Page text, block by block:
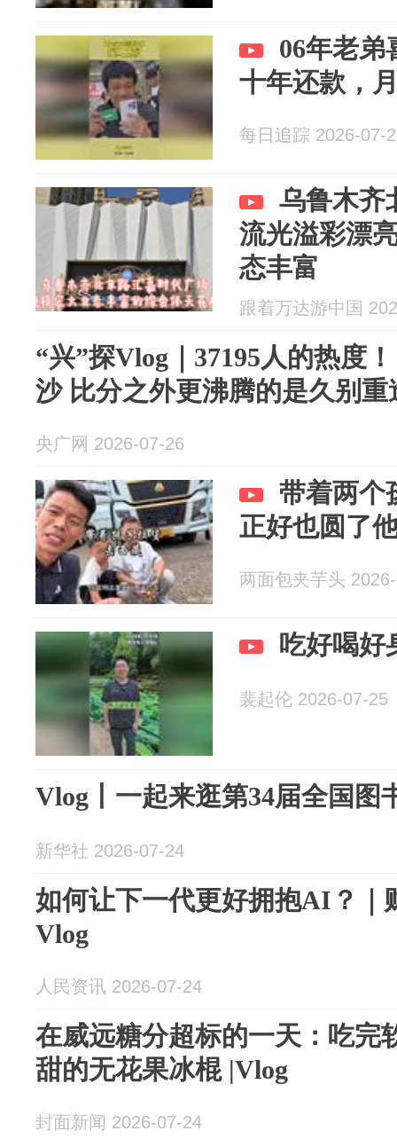
06年老弟
十年还款，
每日追踪 2026-07-
乌鲁木齐
流光溢彩漂
态丰富
跟着万达游中国
“兴”探Vlog｜37195人的热度
沙 比分之外更沸腾的是久别重
央广网 2026-07-26
带着两个
正好也圆了
两面包夹芋头
吃好喝好
裴起伦 2026-07-25
Vlog丨一起来逛第34届全国图
新华社 2026-07-24
如何让下一代更好拥抱AI？｜
Vlog
人民资讯 2026-07-24
在威远糖分超标的一天：吃完
甜的无花果冰棍 |Vlog
封面新闻 2026-07-24